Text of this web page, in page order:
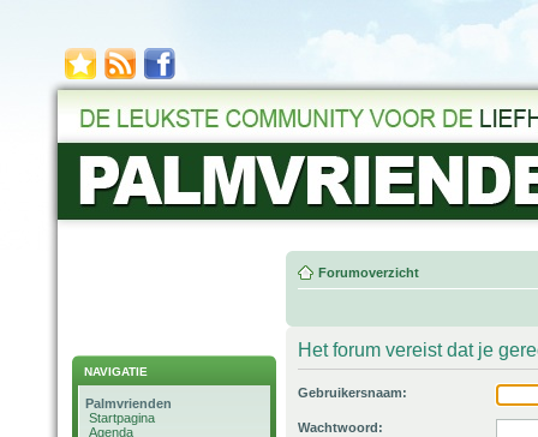
NAVIGATIE
Palmvrienden
Startpagina
Agenda
Forumoverzicht
Het forum vereist dat je
Gebruikersnaam:
Wachtwoord: